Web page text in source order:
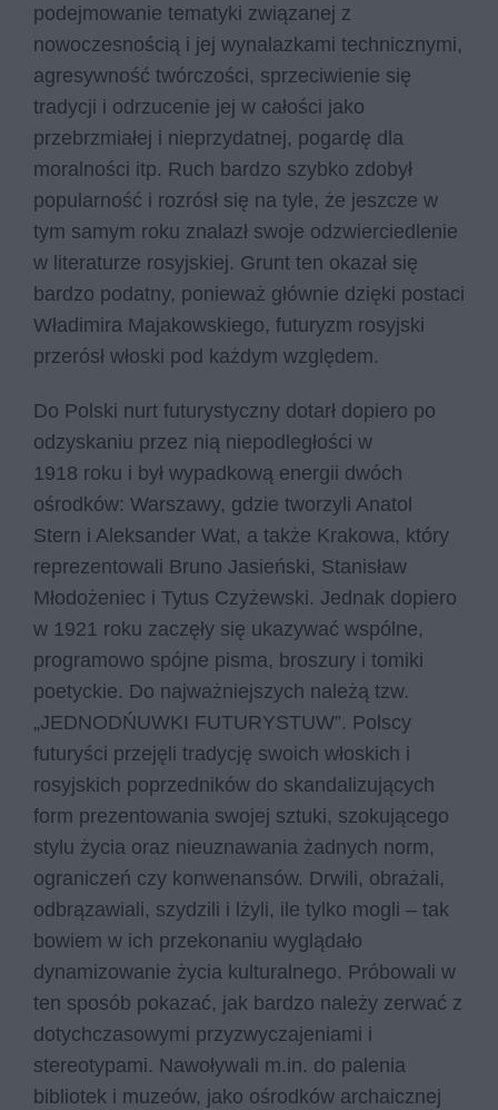
podejmowanie tematyki związanej z
nowoczesnością i jej wynalazkami technicznymi,
agresywność twórczości, sprzeciwienie się
tradycji i odrzucenie jej w całości jako
przebrzmiałej i nieprzydatnej, pogardę dla
moralności itp. Ruch bardzo szybko zdobył
popularność i rozrósł się na tyle, że jeszcze w
tym samym roku znalazł swoje odzwierciedlenie
w literaturze rosyjskiej. Grunt ten okazał się
bardzo podatny, ponieważ głównie dzięki postaci
Władimira Majakowskiego, futuryzm rosyjski
przerósł włoski pod każdym względem.
Do Polski nurt futurystyczny dotarł dopiero po
odzyskaniu przez nią niepodległości w
1918 roku i był wypadkową energii dwóch
ośrodków: Warszawy, gdzie tworzyli Anatol
Stern i Aleksander Wat, a także Krakowa, który
reprezentowali Bruno Jasieński, Stanisław
Młodożeniec i Tytus Czyżewski. Jednak dopiero
w 1921 roku zaczęły się ukazywać wspólne,
programowo spójne pisma, broszury i tomiki
poetyckie. Do najważniejszych należą tzw.
„JEDNODŃUWKI FUTURYSTUW”. Polscy
futuryści przejęli tradycję swoich włoskich i
rosyjskich poprzedników do skandalizujących
form prezentowania swojej sztuki, szokującego
stylu życia oraz nieuznawania żadnych norm,
ograniczeń czy konwenansów. Drwili, obrażali,
odbrązawiali, szydzili i lżyli, ile tylko mogli – tak
bowiem w ich przekonaniu wyglądało
dynamizowanie życia kulturalnego. Próbowali w
ten sposób pokazać, jak bardzo należy zerwać z
dotychczasowymi przyzwyczajeniami i
stereotypami. Nawoływali m.in. do palenia
bibliotek i muzeów, jako ośrodków archaicznej